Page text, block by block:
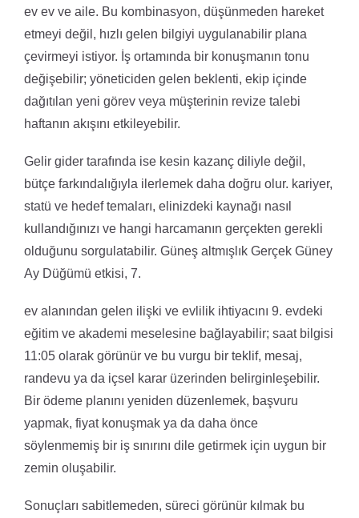
ev ev ve aile. Bu kombinasyon, düşünmeden hareket
etmeyi değil, hızlı gelen bilgiyi uygulanabilir plana
çevirmeyi istiyor. İş ortamında bir konuşmanın tonu
değişebilir; yöneticiden gelen beklenti, ekip içinde
dağıtılan yeni görev veya müşterinin revize talebi
haftanın akışını etkileyebilir.
Gelir gider tarafında ise kesin kazanç diliyle değil,
bütçe farkındalığıyla ilerlemek daha doğru olur. kariyer,
statü ve hedef temaları, elinizdeki kaynağı nasıl
kullandığınızı ve hangi harcamanın gerçekten gerekli
olduğunu sorgulatabilir. Güneş altmışlık Gerçek Güney
Ay Düğümü etkisi, 7.
ev alanından gelen ilişki ve evlilik ihtiyacını 9. evdeki
eğitim ve akademi meselesine bağlayabilir; saat bilgisi
11:05 olarak görünür ve bu vurgu bir teklif, mesaj,
randevu ya da içsel karar üzerinden belirginleşebilir.
Bir ödeme planını yeniden düzenlemek, başvuru
yapmak, fiyat konuşmak ya da daha önce
söylenmemiş bir iş sınırını dile getirmek için uygun bir
zemin oluşabilir.
Sonuçları sabitlemeden, süreci görünür kılmak bu